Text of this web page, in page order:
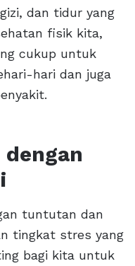
dan tidur yang
fisik kita,
cukup untuk
hari dan juga
tuntutan dan
tingkat stres yang
bagi kita untuk